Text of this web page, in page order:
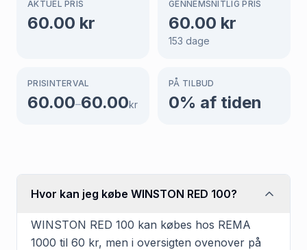
AKTUEL PRIS
60.00 kr
GENNEMSNITLIG PRIS
60.00 kr
153 dage
PRISINTERVAL
60.00–60.00kr
PÅ TILBUD
0% af tiden
Hvor kan jeg købe WINSTON RED 100?
WINSTON RED 100 kan købes hos REMA
1000 til 60 kr, men i oversigten ovenover på